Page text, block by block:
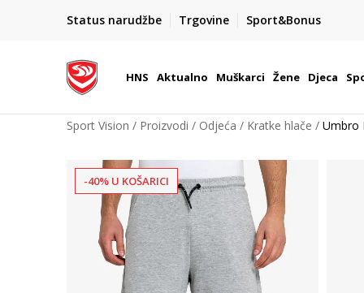
Status narudžbe Trgovine Sport&Bonus
BOX NOW
Dostava 1,50 €
| Više od 800 paketomata u
HNS Aktualno Muškarci Žene Djeca
Sport Vision Proizvodi Odjeća Kratke hlače Umbro
-40% U KOŠARICI